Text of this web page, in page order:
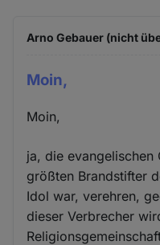
Arno Gebauer (nicht
Moin,
Moin,
ja, die evangelischen
größten Brandstifter
Idol war, verehren,
dieser Verbrecher